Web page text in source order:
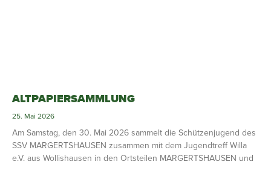
ALTPAPIERSAMMLUNG
25. Mai 2026
Am Samstag, den 30. Mai 2026 sammelt die Schützenjugend des
SSV MARGERTSHAUSEN zusammen mit dem Jugendtreff Willa
e.V. aus Wollishausen in den Ortsteilen MARGERTSHAUSEN und